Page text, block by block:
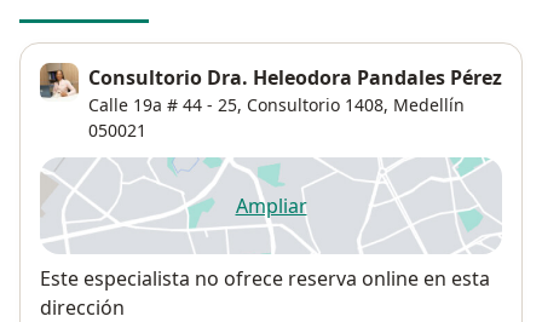
Consultorio Dra. Heleodora Pandales Pérez
Calle 19a # 44 - 25, Consultorio 1408, Medellín
050021
Ampliarse abre en una nueva
Disponibilidad
Este especialista no ofrece reserva online en esta
dirección